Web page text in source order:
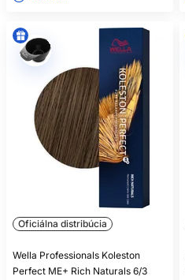
Oficiálna distribúcia
Wella Professionals Koleston
Perfect ME+ Rich Naturals 6/3